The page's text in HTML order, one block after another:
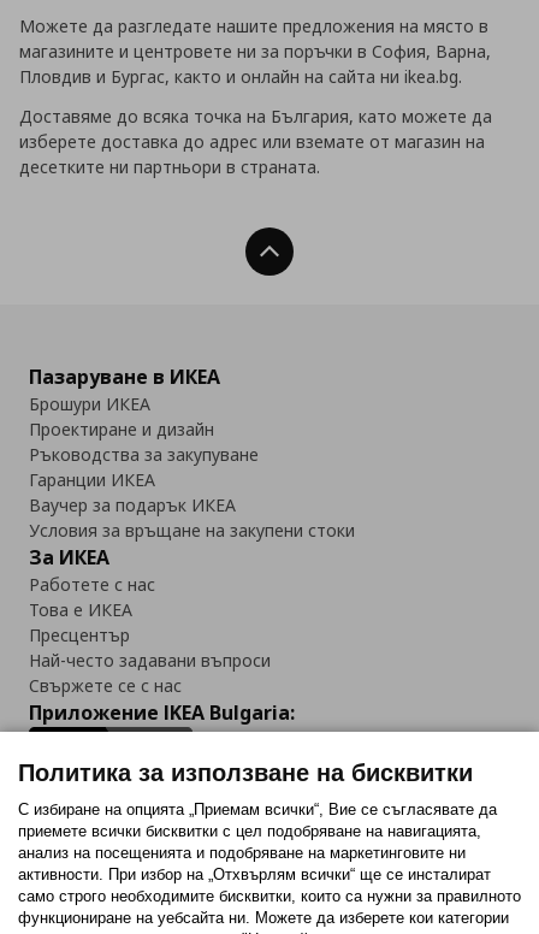
Можете да разгледате нашите предложения на място в
магазините и центровете ни за поръчки в София, Варна,
Пловдив и Бургас, както и онлайн на сайта ни ikea.bg.
Доставяме до всяка точка на България, като можете да
изберете доставка до адрес или вземате от магазин на
десетките ни партньори в страната.
Нагоре
Пазаруване в ИКЕА
Брошури ИКЕА
Проектиране и дизайн
Ръководства за закупуване
Гаранции ИКЕА
Ваучер за подарък ИКЕА
Условия за връщане на закупени стоки
За ИКЕА
Работете с нас
Това е ИКЕА
Пресцентър
Най-често задавани въпроси
Свържете се с нас
Приложение IKEA Bulgaria:
Последвайте ни:
FacebookTwitterYoutubePinterestInstagram
Политика за използване на бисквитки
С избиране на опцията „Приемам всички“, Вие се съгласявате да
приемете всички бисквитки с цел подобряване на навигацията,
анализ на посещенията и подобряване на маркетинговите ни
активности. При избор на „Отхвърлям всички“ ще се инсталират
само строго необходимитe бисквитки, които са нужни за правилното
функциониране на уебсайта ни. Можете да изберете кои категории